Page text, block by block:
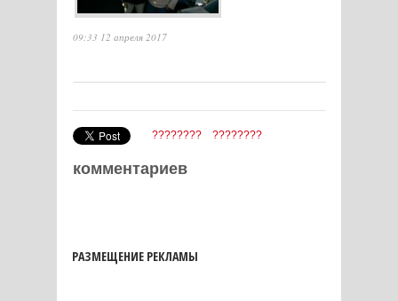
09:33 12 апреля 2017
???????? ????????
комментариев
РАЗМЕЩЕНИЕ РЕКЛАМЫ